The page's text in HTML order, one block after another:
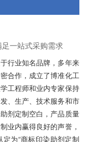
一站式采购需求
行业知名品牌，多年来
合作，成立了博准化工
工程师和业内专家保持
、生产、技术服务和市
剂定制空白，产品质量
业内赢得良好的声誉，
为“商标印染助剂定制